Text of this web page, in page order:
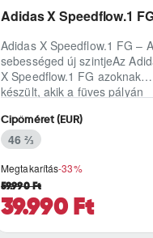
Adidas X Speedflow.1
Adidas X Speedflow.1 FG – A
sebességed új szintjeAz
X Speedflow.1 FG azoknak
készült, akik a füves pályán
ritmust diktál..
Megtakarítás-33%
39.990 Ft
59.990 Ft
Cipőméret (EUR)
46 ⅔